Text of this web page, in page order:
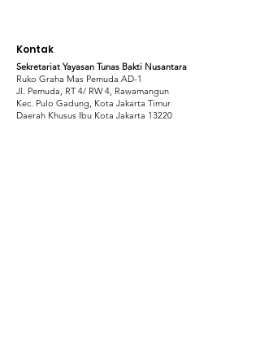
Kontak
Sekretariat Yayasan Tunas Bakti Nusantara
Ruko Graha Mas Pemuda AD-1
Jl. Pemuda, RT 4/ RW 4, Rawamangun
Kec. Pulo Gadung, Kota Jakarta Timur
Daerah Khusus Ibu Kota Jakarta 13220